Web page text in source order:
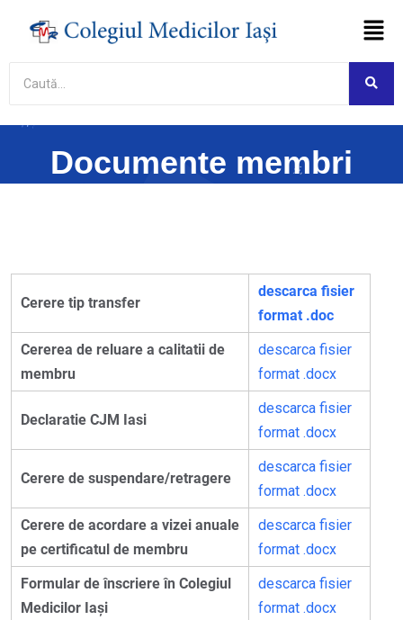
Documente membri
Cerere tip transfer
descarca fisier
format .doc
Cererea de reluare a calitatii de
membru
descarca fisier
format .docx
Declaratie CJM Iasi
descarca fisier
format .docx
Cerere de suspendare/retragere
descarca fisier
format .docx
Cerere de acordare a vizei anuale
pe certificatul de membru
descarca fisier
format .docx
Formular de înscriere în Colegiul
Medicilor Iași
descarca fisier
format .docx
Asistent virtual
Etapă de testare
Acest asistent virtual se află în etapă de
testare. Fiind un sistem bazat pe
inteligență artificială, poate genera